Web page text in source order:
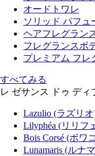
オードトワレ
ソリッド パフュ
ヘアフレグラン
フレグランスボ
プレミアム フレ
すべてみる
レ ゼサンス ドゥ ディ
Lazulio (ラズリ
Lilyphéa (リリフ
Bois Corsé (ボワ
Lunamaris (ルナ